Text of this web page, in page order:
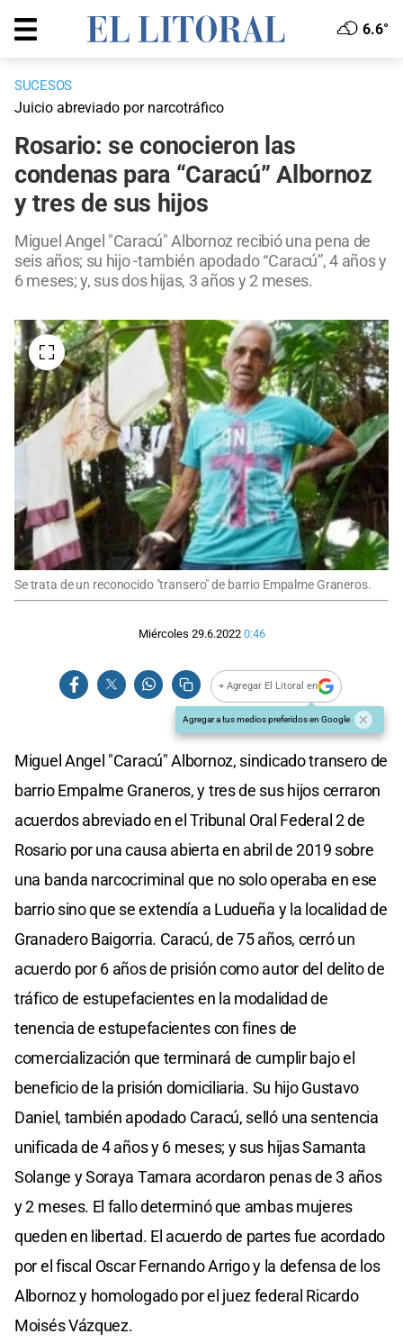
6.6°
SUCESOS
Juicio abreviado por narcotráfico
Rosario: se conocieron las
condenas para “Caracú” Albornoz
y tres de sus hijos
Miguel Angel "Caracú" Albornoz recibió una pena de
seis años; su hijo -también apodado “Caracú”, 4 años y
6 meses; y, sus dos hijas, 3 años y 2 meses.
Se trata de un reconocido "transero" de barrio Empalme Graneros.
Miércoles 29.6.2022 0:46
+ Agregar El Litoral en
Agregar a tus medios preferidos en Google
Miguel Angel "Caracú" Albornoz, sindicado transero de
barrio Empalme Graneros, y tres de sus hijos cerraron
acuerdos abreviado en el Tribunal Oral Federal 2 de
Rosario por una causa abierta en abril de 2019 sobre
una banda narcocriminal que no solo operaba en ese
barrio sino que se extendía a Ludueña y la localidad de
Granadero Baigorria. Caracú, de 75 años, cerró un
acuerdo por 6 años de prisión como autor del delito de
tráfico de estupefacientes en la modalidad de
tenencia de estupefacientes con fines de
comercialización que terminará de cumplir bajo el
beneficio de la prisión domiciliaria. Su hijo Gustavo
Daniel, también apodado Caracú, selló una sentencia
unificada de 4 años y 6 meses; y sus hijas Samanta
Solange y Soraya Tamara acordaron penas de 3 años
y 2 meses. El fallo determinó que ambas mujeres
queden en libertad. El acuerdo de partes fue acordado
por el fiscal Oscar Fernando Arrigo y la defensa de los
Albornoz y homologado por el juez federal Ricardo
Moisés Vázquez.